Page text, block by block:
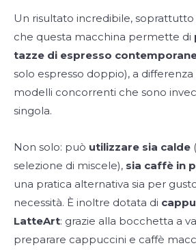
Un risultato incredibile, soprattutto
che questa macchina permette di
tazze di espresso
solo espresso doppio), a
modelli concorrenti che sono
singola.
Non solo: può utilizzare sia calde
selezione di miscele), sia caffè in
una pratica alternativa sia per
necessità. È inoltre dotata di
LatteArt: grazie alla bocchetta a
preparare cappuccini e caffè